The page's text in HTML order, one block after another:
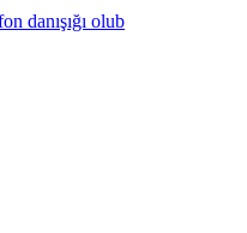
danışığı olub